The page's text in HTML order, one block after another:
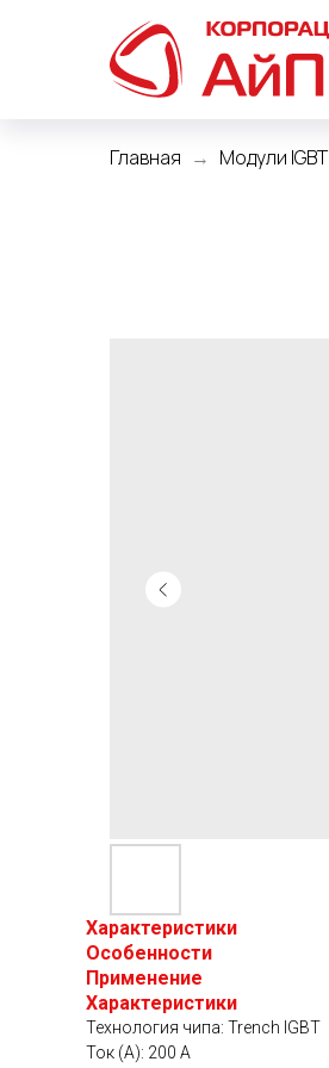
Главная Модули IGBT
Характеристики
Особенности
Применение
Характеристики
Технология чипа: Trench IGBT
Ток (А): 200 A